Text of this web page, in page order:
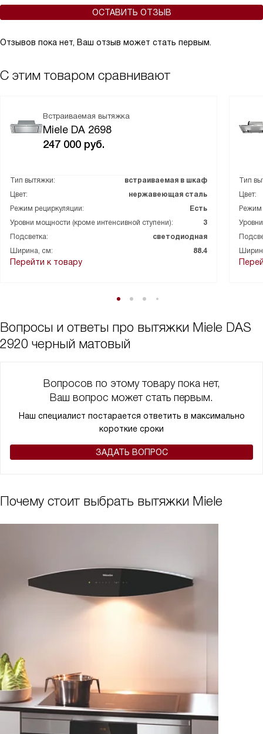
ОСТАВИТЬ ОТЗЫВ
Отзывов пока нет, Ваш отзыв может стать первым.
С этим товаром сравнивают
Встраиваемая вытяжка
Miele DA 2698
247 000 руб.
Тип вытяжки:
встраиваемая в шкаф
Цвет:
нержавеющая сталь
Режим рециркуляции:
Есть
Уровни мощности (кроме интенсивной ступени):
3
Подсветка:
светодиодная
Ширина, см:
88.4
Перейти к товару
Тип
Цвет:
Режим
Вопросы и ответы про вытяжки Miele DAS
2920 черный матовый
Вопросов по этому товару пока нет,
Ваш вопрос может стать первым.
Наш специалист постарается ответить в максимально
короткие сроки
ЗАДАТЬ ВОПРОС
Почему стоит выбрать вытяжки Miele